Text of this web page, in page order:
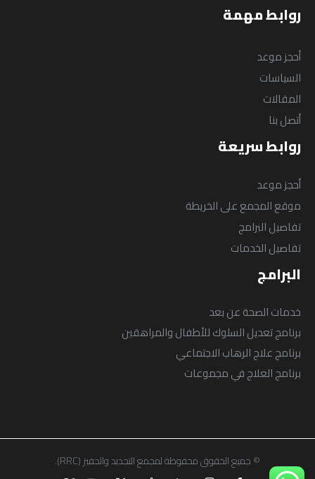
Programs
البرامج
خدمات الصحة عن بعد
برنامج تعديل السلوك للأطفال والمراهقين
برنامج علاج الرهاب الاجتماعي
برنامج العلاج في مجموعات
روابط سريعة
أحجز موعد
موقع المجمع على الخريطة
تفاصيل البرامج
تفاصيل الخدمات
روابط مهمة
أحجز موعد
السياسات
المقالات
أتصل بنا
© جميع الحقوق محفوظة لمجمع التجديد والحفيز (RRC).